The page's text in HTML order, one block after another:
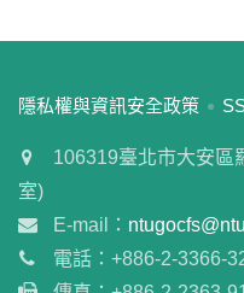
:::
隱私權與資訊安全政策
106319臺北市大安區
室)
E-mail：
電話：+886-2-3366-